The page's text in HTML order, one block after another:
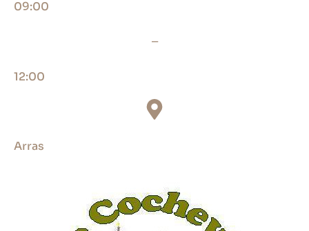
09:00
12:00
Arras